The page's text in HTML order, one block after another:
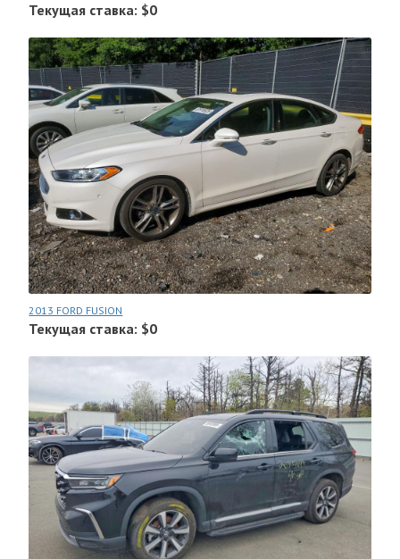
Текущая ставка: $0
2013 FORD FUSION
Текущая ставка: $0